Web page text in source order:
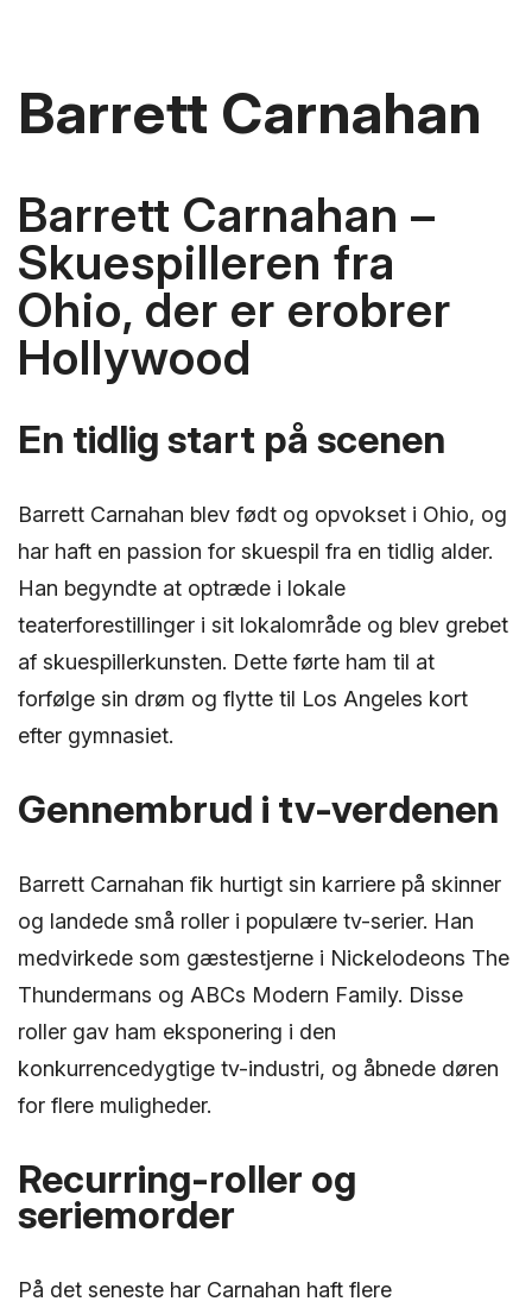
Barrett Carnahan
Barrett Carnahan –
Skuespilleren fra
Ohio, der er erobrer
Hollywood
En tidlig start på scenen
Barrett Carnahan blev født og opvokset i Ohio, og
har haft en passion for skuespil fra en tidlig alder.
Han begyndte at optræde i lokale
teaterforestillinger i sit lokalområde og blev grebet
af skuespillerkunsten. Dette førte ham til at
forfølge sin drøm og flytte til Los Angeles kort
efter gymnasiet.
Gennembrud i tv-verdenen
Barrett Carnahan fik hurtigt sin karriere på skinner
og landede små roller i populære tv-serier. Han
medvirkede som gæstestjerne i Nickelodeons The
Thundermans og ABCs Modern Family. Disse
roller gav ham eksponering i den
konkurrencedygtige tv-industri, og åbnede døren
for flere muligheder.
Recurring-roller og
seriemorder
På det seneste har Carnahan haft flere